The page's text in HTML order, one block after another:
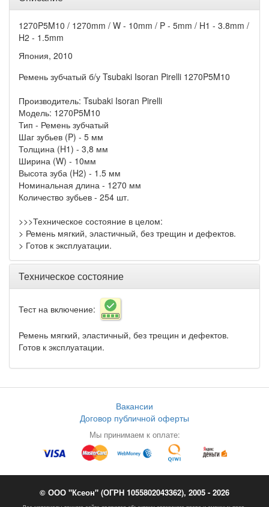
1270P5M10 / 1270mm / W - 10mm / P - 5mm / H1 - 3.8mm /
H2 - 1.5mm
Япония, 2010
Ремень зубчатый б/у Tsubaki Isoran Pirelli 1270P5M10
Производитель: Tsubaki Isoran Pirelli
Модель: 1270P5M10
Тип - Ремень зубчатый
Шаг зубьев (P) - 5 мм
Толщина (H1) - 3,8 мм
Ширина (W) - 10мм
Высота зуба (H2) - 1.5 мм
Номинальная длина - 1270 мм
Количество зубьев - 254 шт.
>>>Техническое состояние в целом:
> Ремень мягкий, эластичный, без трещин и дефектов.
> Готов к эксплуатации.
Техническое состояние
Тест на включение:
Ремень мягкий, эластичный, без трещин и дефектов.
Готов к эксплуатации.
Вакансии
Договор публичной оферты
Мы принимаем к оплате:
© ООО "Ксеон" (ОГРН 1055802043362), 2005 - 2026